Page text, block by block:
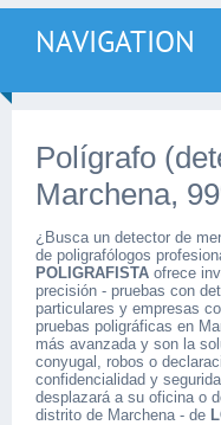
NAVIGATION
Polígrafo
Marchena,
¿Busca un detector de
de poligrafólogos
POLIGRAFISTA ofrece
precisión - pruebas con
particulares y empresas
pruebas poligráficas en
más avanzada y son la
conyugal, robos o
confidencialidad y
desplazará a su oficina o
distrito de Marchena - de